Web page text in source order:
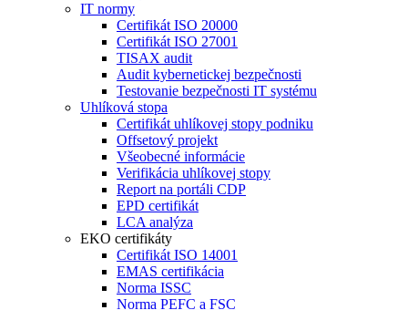
IT normy
Certifikát ISO 20000
Certifikát ISO 27001
TISAX audit
Audit kybernetickej bezpečnosti
Testovanie bezpečnosti IT systému
Uhlíková stopa
Certifikát uhlíkovej stopy podniku
Offsetový projekt
Všeobecné informácie
Verifikácia uhlíkovej stopy
Report na portáli CDP
EPD certifikát
LCA analýza
EKO certifikáty
Certifikát ISO 14001
EMAS certifikácia
Norma ISSC
Norma PEFC a FSC